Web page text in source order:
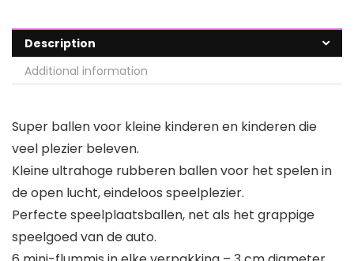
Description
Additional information
Super ballen voor kleine kinderen en kinderen die
veel plezier beleven.
Kleine ultrahoge rubberen ballen voor het spelen in
de open lucht, eindeloos speelplezier.
Perfecte speelplaatsballen, net als het grappige
speelgoed van de auto.